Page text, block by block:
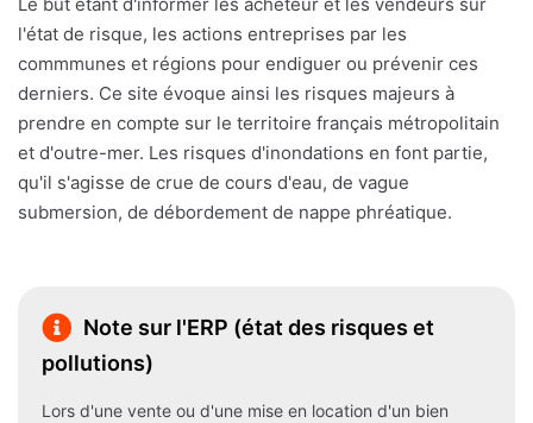
l'état de risque, les actions entreprises par les
commmunes et régions pour endiguer ou prévenir ces
derniers. Ce site évoque ainsi les risques majeurs à
prendre en compte sur le territoire français métropolitain
et d'outre-mer. Les risques d'inondations en font partie,
qu'il s'agisse de crue de cours d'eau, de vague
submersion, de débordement de nappe phréatique.
Note sur l'ERP (état des risques et
pollutions)
Lors d'une vente ou d'une mise en location d'un bien